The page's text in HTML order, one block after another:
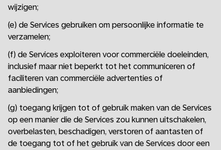
wijzigen;
(e) de Services gebruiken om persoonlijke informatie te
verzamelen;
(f) de Services exploiteren voor commerciële doeleinden,
inclusief maar niet beperkt tot het communiceren of
faciliteren van commerciële advertenties of
aanbiedingen;
(g) toegang krijgen tot of gebruik maken van de Services
op een manier die de Services zou kunnen uitschakelen,
overbelasten, beschadigen, verstoren of aantasten of
de toegang tot of het gebruik van de Services door een